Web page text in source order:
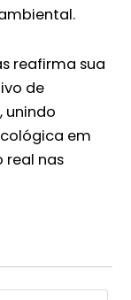
reafirma sua
de
unindo
em
real nas